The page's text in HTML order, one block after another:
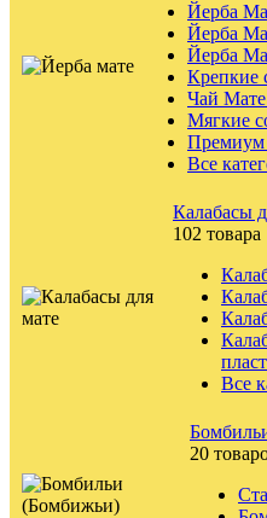
Йерба
Йерба
Йерба
Крепкие
Чай Мате
Мягкие
Премиум
Все
Калабасы
102 товара
Все
20